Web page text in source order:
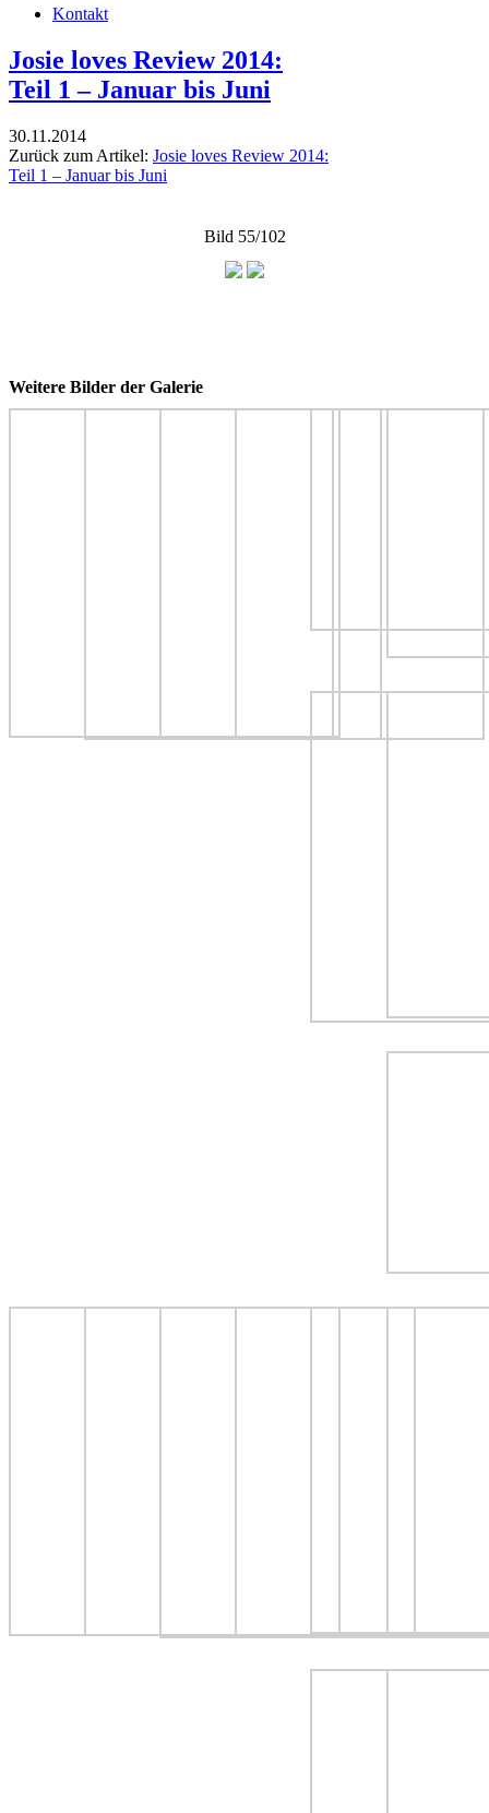
Kontakt
Josie loves Review 2014:
Teil 1 – Januar bis Juni
30.11.2014
Zurück zum Artikel: Josie loves Review 2014:
Teil 1 – Januar bis Juni
Bild 55/102
Weitere Bilder der Galerie